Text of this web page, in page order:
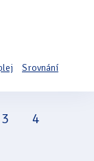
Srovnání
3 4